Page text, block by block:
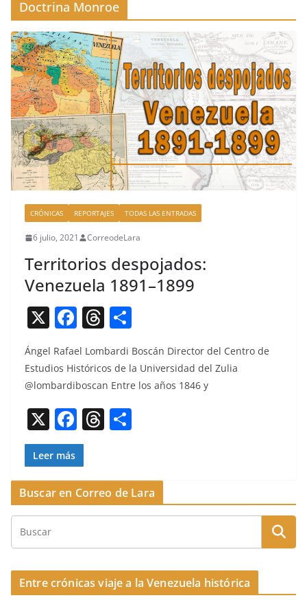
Doctrina Monroe
CRÓNICAS REPORTAJES TODAS LAS ENTRADAS
6 julio, 2021 CorreodeLara
Territorios despojados:
Venezuela 1891–1899
X F
a
c
e
b
o
o
k
T
h
re
a
d
s
m
p
Ángel Rafael Lom­bar­di Boscán Direc­tor del Cen­tro de
Estu­dios Históri­cos de la Uni­ver­si­dad del Zulia
@lombardiboscan Entre los años 1846 y
X F
a
c
e
b
o
k
T
a
d
p
ar
Leer más
Buscar en Correo de Lara
Entre crónicas viaje a la Venezuela histórica